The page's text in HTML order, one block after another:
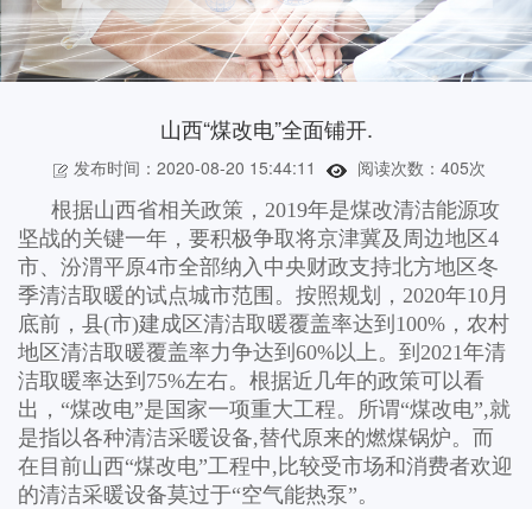
山西“煤改电”全面铺开.
发布时间：2020-08-20 15:44:11 阅读次数： 405次
根据山西省相关政策，2019年是煤改清洁能源攻
坚战的关键一年，要积极争取将京津冀及周边地区4
市、汾渭平原4市全部纳入中央财政支持北方地区冬
季清洁取暖的试点城市范围。按照规划，2020年10月
底前，县(市)建成区清洁取暖覆盖率达到100%，农村
地区清洁取暖覆盖率力争达到60%以上。到2021年清
洁取暖率达到75%左右。根据近几年的政策可以看
出，“煤改电”是国家一项重大工程。所谓“煤改电”,就
是指以各种清洁采暖设备,替代原来的燃煤锅炉。而
在目前山西“煤改电”工程中,比较受市场和消费者欢迎
的清洁采暖设备莫过于“空气能热泵”。